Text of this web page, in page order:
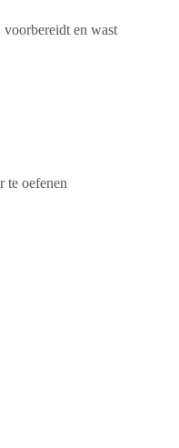
en wast
te oefenen